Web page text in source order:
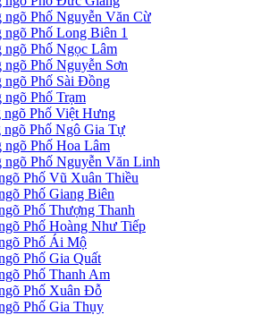
ngõ Phố Nguyễn Văn Cừ
ngõ Phố Long Biên 1
ngõ Phố Ngọc Lâm
ngõ Phố Nguyễn Sơn
ngõ Phố Sài Đồng
ngõ Phố Trạm
ngõ Phố Việt Hưng
ngõ Phố Ngô Gia Tự
ngõ Phố Hoa Lâm
ngõ Phố Nguyễn Văn Linh
Phố Vũ Xuân Thiều
Phố Giang Biên
Phố Thượng Thanh
Phố Hoàng Như Tiếp
Phố Ái Mộ
Phố Gia Quất
Phố Thanh Am
Phố Xuân Đỗ
Phố Gia Thụy